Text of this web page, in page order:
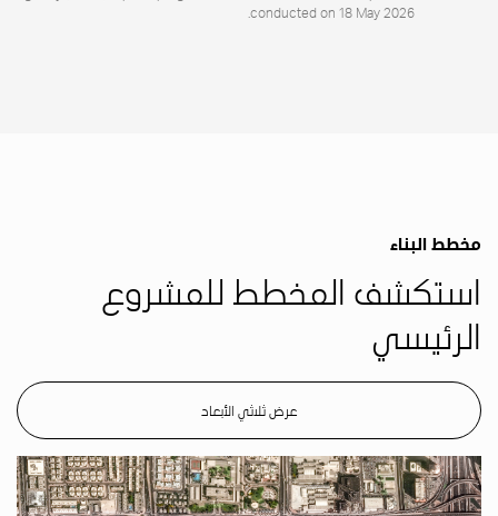
conducted on 18 May 2026.
مخطط البناء
استكشف المخطط للمشروع
الرئيسي
عرض ثلاثي الأبعاد